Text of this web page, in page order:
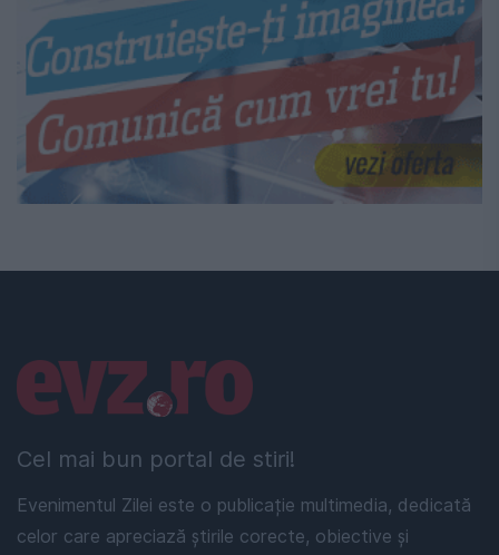
Cel mai bun portal de stiri!
Evenimentul Zilei este o publicație multimedia, dedicată
celor care apreciază știrile corecte, obiective și
Linkuri utile